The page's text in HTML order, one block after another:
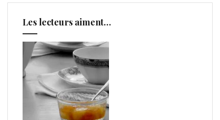
Les lecteurs aiment…